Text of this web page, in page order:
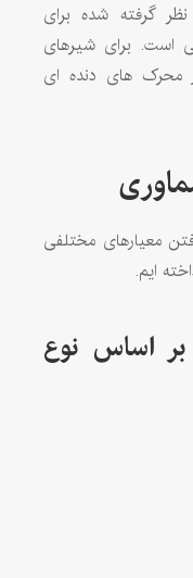
گرفته شده برای
است. برای شیرهای
محرک های دنده ای
معیارهای مختلفی
ایم.
اساس نوع